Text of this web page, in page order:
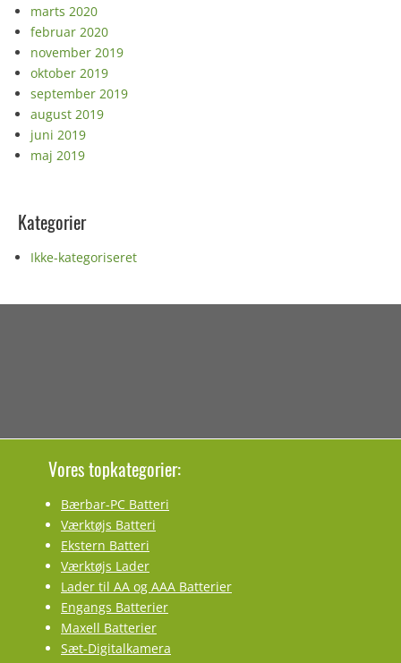
marts 2020
februar 2020
november 2019
oktober 2019
september 2019
august 2019
juni 2019
maj 2019
Kategorier
Ikke-kategoriseret
Vores topkategorier:
Bærbar-PC Batteri
Værktøjs Batteri
Ekstern Batteri
Værktøjs Lader
Lader til AA og AAA Batterier
Engangs Batterier
Maxell Batterier
Sæt-Digitalkamera